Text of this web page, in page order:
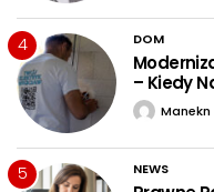
4 DOM
– Kiedy
Manekn
5 NEWS